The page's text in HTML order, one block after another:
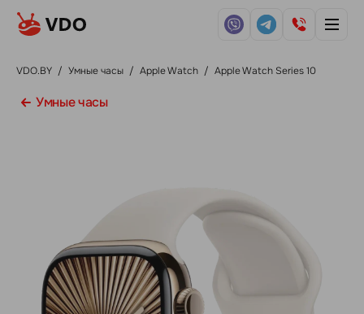
VDO.BY / Умные часы / Apple Watch / Apple Watch Series 10
Умные часы